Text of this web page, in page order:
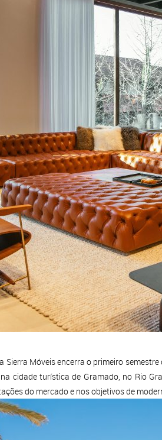
Sierra Móveis encerra o primeiro
cidade turística de Gramado, no Rio
do mercado e nos objetivos de